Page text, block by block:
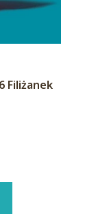
Filiżanek